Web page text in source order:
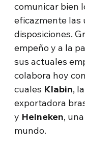
comunicar bien
eficazmente las
disposiciones.
empeño y a la
sus actuales
colabora hoy
cuales Klabin,
exportadora
y Heineken,
mundo.